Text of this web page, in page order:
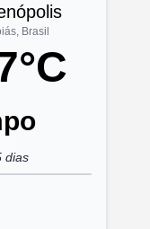
Brasil
dias